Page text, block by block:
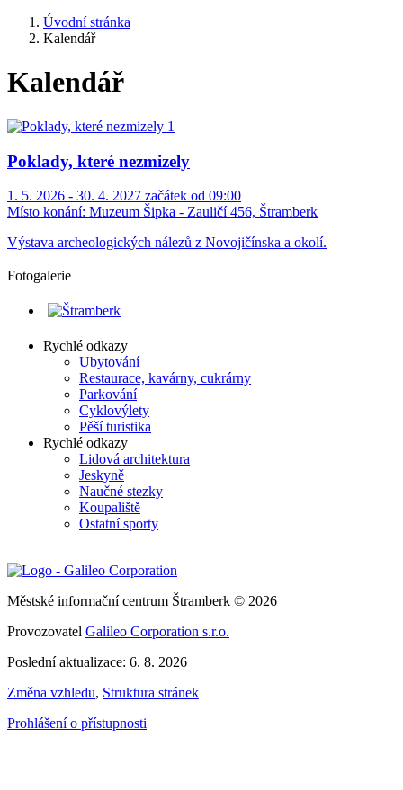
Úvodní stránka
Kalendář
Kalendář
Poklady, které nezmizely
1. 5. 2026 - 30. 4. 2027 začátek od 09:00
Místo konání: Muzeum Šipka - Zauličí 456, Štramberk
Výstava archeologických nálezů z Novojičínska a okolí.
Fotogalerie
Rychlé odkazy
Ubytování
Restaurace, kavárny, cukrárny
Parkování
Cyklovýlety
Pěší turistika
Rychlé odkazy
Lidová architektura
Jeskyně
Naučné stezky
Koupaliště
Ostatní sporty
Městské informační centrum Štramberk © 2026
Provozovatel Galileo Corporation s.r.o.
Poslední aktualizace: 6. 8. 2026
Změna vzhledu, Struktura stránek
Prohlášení o přístupnosti